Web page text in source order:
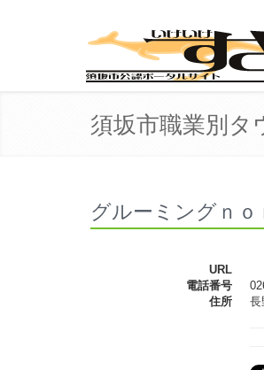
須坂市職業別タ
グルーミングｎｏ
URL
電話番号
住所
長